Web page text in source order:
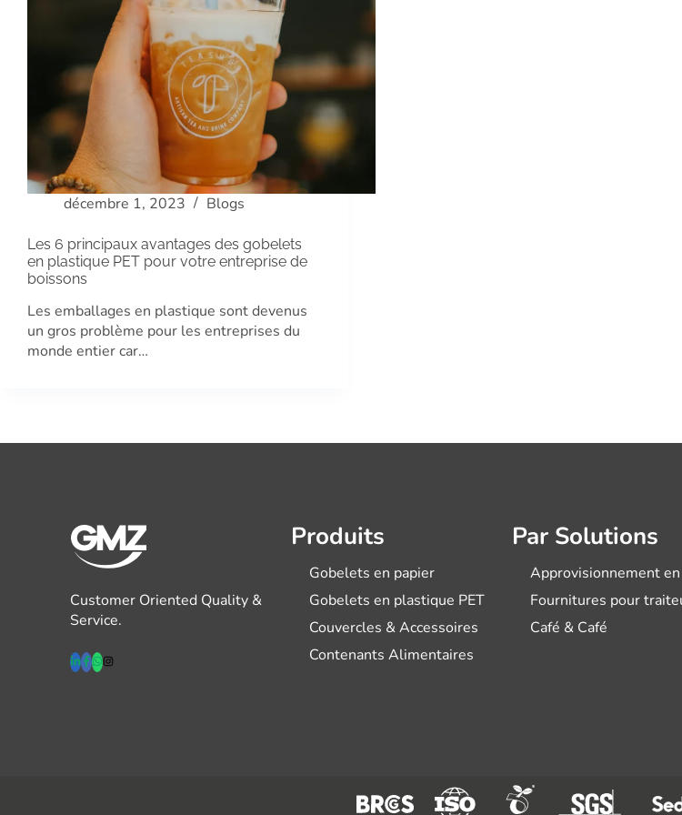
décembre 1, 2023 Blogs
Les 6 principaux avantages des gobelets
en plastique PET pour votre entreprise de
boissons
Les emballages en plastique sont devenus
un gros problème pour les entreprises du
monde entier car…
Customer Oriented Quality &
Service.
Produits
Gobelets en papier
Gobelets en plastique PET
Couvercles & Accessoires
Contenants Alimentaires
Par Solutions
Approvisionnement
Fournitures pour
Café & Café